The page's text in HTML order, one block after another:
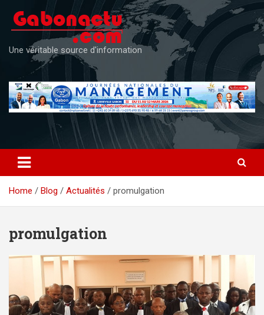
content
Une véritable source d'information
Home Blog Actualités promulgation
promulgation